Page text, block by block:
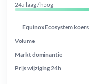
24u laag / hoog
Equinox Ecosystem koers
Prijs wijziging 24h
Markt dominantie
Volume